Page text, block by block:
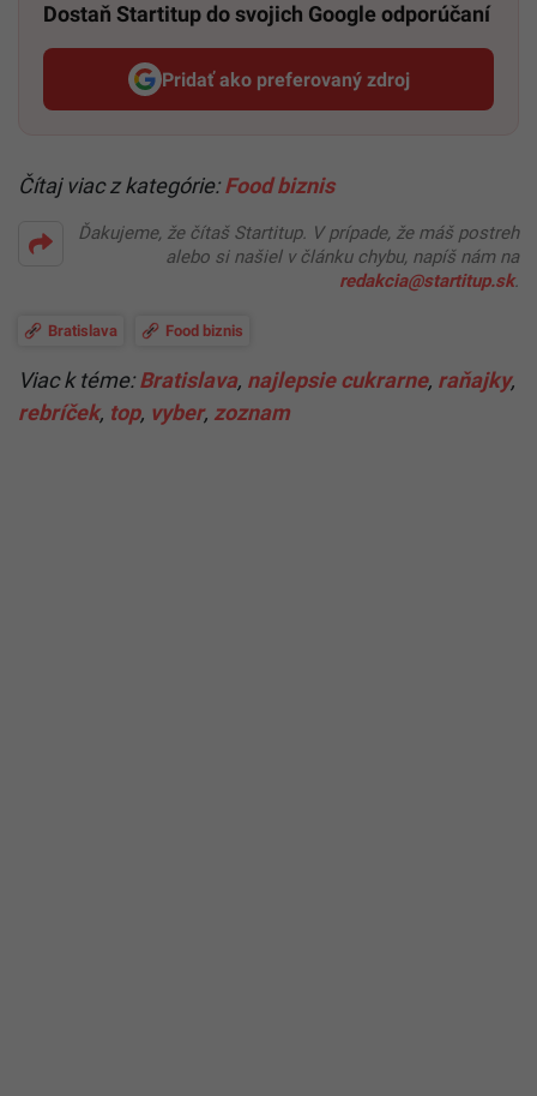
Dostaň Startitup do svojich Google odporúčaní
Pridať ako preferovaný zdroj
Startitup, odkaz sa otvorí v
Čítaj viac z kategórie:Food biznis
Ďakujeme, že čítaš Startitup. V prípade, že máš postreh
alebo si našiel v článku chybu, napíš nám na
redakcia@startitup.sk.
Bratislava Food biznis
Viac k téme:Bratislava, najlepsie cukrarne, raňajky,
rebríček, top, vyber, zoznam